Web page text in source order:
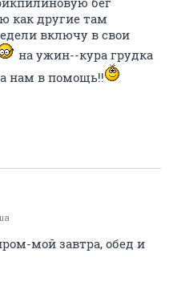
как другие там
включу в свои
на ужин--кура грудка
нам в помощь!!
мой завтра, обед и